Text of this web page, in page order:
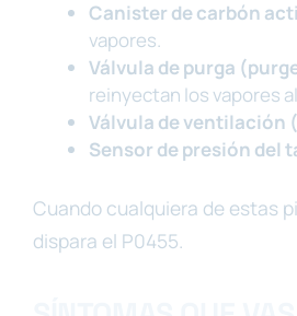
Canister de carbón
vapores.
Válvula de purga
reinyectan los vapores
Válvula de ventilación
Sensor de presión del
Cuando cualquiera de estas
dispara el P0455.